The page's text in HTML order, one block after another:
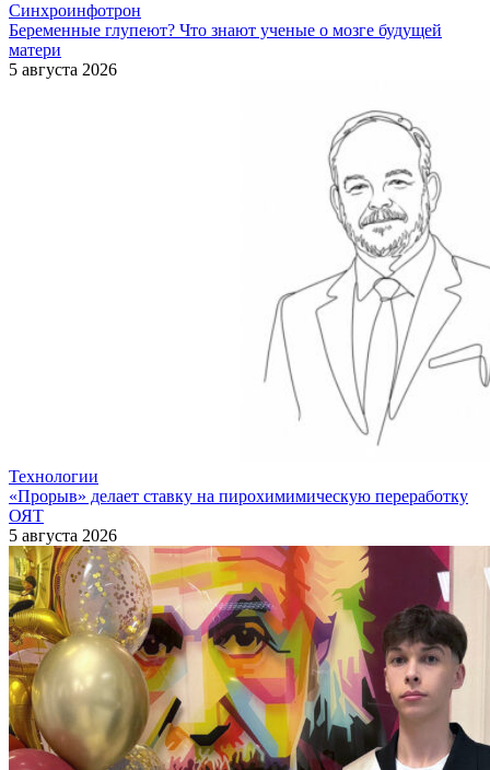
Синхроинфотрон
Беременные глупеют? Что знают ученые о мозге будущей
матери
5 августа 2026
Технологии
«Прорыв» делает ставку на пирохимимическую переработку
ОЯТ
5 августа 2026